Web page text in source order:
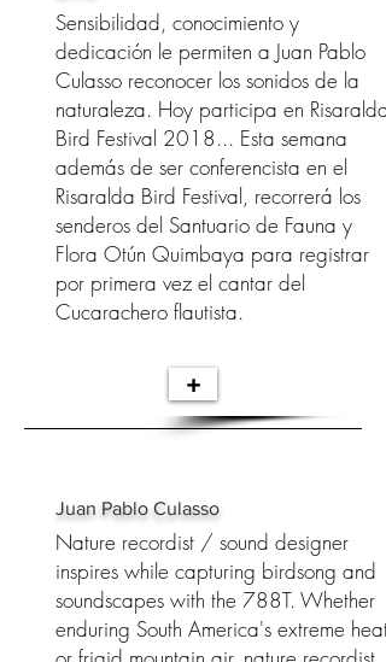
Sensibilidad, conocimiento y
dedicación le permiten a Juan Pablo
Culasso reconocer los sonidos de la
naturaleza. Hoy participa en Risaralda
Bird Festival 2018... Esta semana
además de ser conferencista en el
Risaralda Bird Festival, recorrerá los
senderos del Santuario de Fauna y
Flora Otún Quimbaya para registrar
por primera vez el cantar del
Cucarachero flautista.
+
Juan Pablo Culasso
Nature recordist / sound designer
inspires while capturing birdsong and
soundscapes with the 788T. Whether
enduring South America's extreme heat